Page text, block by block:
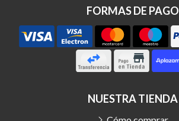
FORMAS DE PAGO
NUESTRA TIENDA